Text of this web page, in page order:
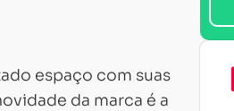
espaço com suas
da marca é a